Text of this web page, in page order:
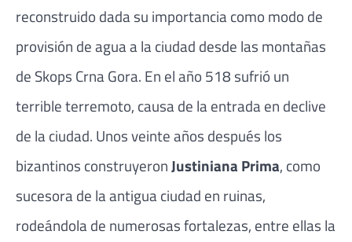
reconstruido dada su importancia como modo de
provisión de agua a la ciudad desde las montañas
de Skops Crna Gora. En el año 518 sufrió un
terrible terremoto, causa de la entrada en declive
de la ciudad. Unos veinte años después los
bizantinos construyeronJustiniana Prima, como
sucesora de la antigua ciudad en ruinas,
rodeándola de numerosas fortalezas, entre ellas la